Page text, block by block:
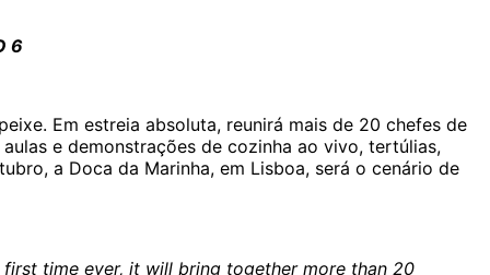
6
Em estreia absoluta, reunirá mais de 20 chefes de
e demonstrações de cozinha ao vivo, tertúlias,
a Doca da Marinha, em Lisboa, será o cenário de
time ever, it will bring together more than 20